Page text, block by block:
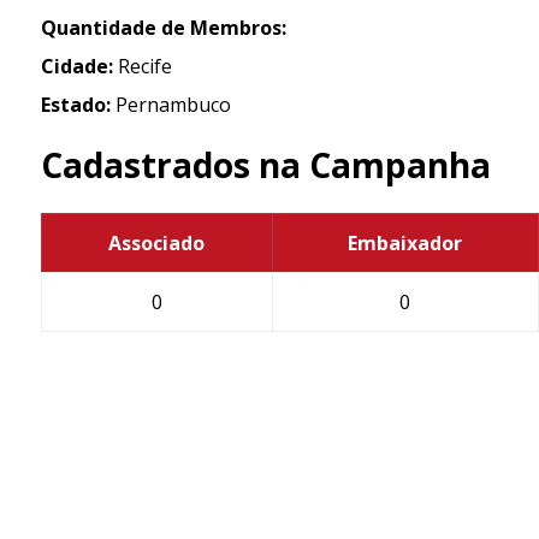
Quantidade de Membros:
Cidade:Recife
Estado:Pernambuco
Cadastrados na Campanha
Associado Embaixador
0 0